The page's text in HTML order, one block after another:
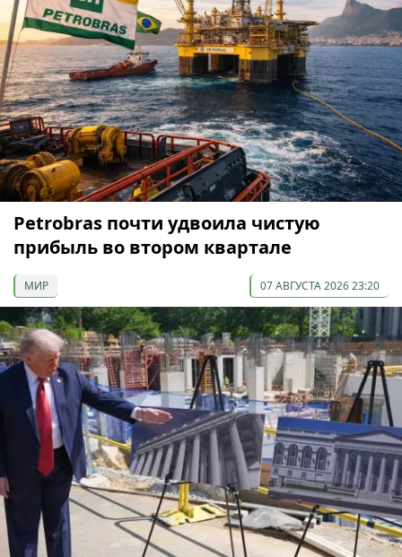
Petrobras почти удвоила чистую
прибыль во втором квартале
МИР 07 АВГУСТА 2026 23:20